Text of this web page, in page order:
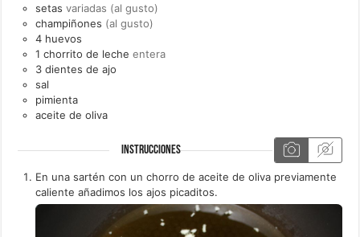
setas variadas (al gusto)
champiñones (al gusto)
4 huevos
1 chorrito de leche entera
3 dientes de ajo
sal
pimienta
aceite de oliva
INSTRUCCIONES
En una sartén con un chorro de aceite de oliva previamente
caliente añadimos los ajos picaditos.